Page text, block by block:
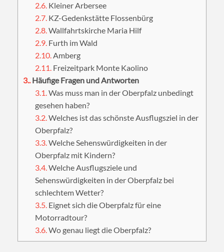
2.6. Kleiner Arbersee
2.7. KZ-Gedenkstätte Flossenbürg
2.8.Wallfahrtskirche Maria Hilf
2.9. Furth im Wald
2.10.Amberg
2.11. Freizeitpark Monte Kaolino
3.Häufige Fragen und Antworten
3.1.Was muss man in der Oberpfalz unbedingt
gesehen haben?
3.2.Welches ist das schönste Ausflugsziel in der
Oberpfalz?
3.3.Welche Sehenswürdigkeiten in der
Oberpfalz mit Kindern?
3.4.Welche Ausflugsziele und
Sehenswürdigkeiten in der Oberpfalz bei
schlechtem Wetter?
3.5. Eignet sich die Oberpfalz für eine
Motorradtour?
3.6.Wo genau liegt die Oberpfalz?